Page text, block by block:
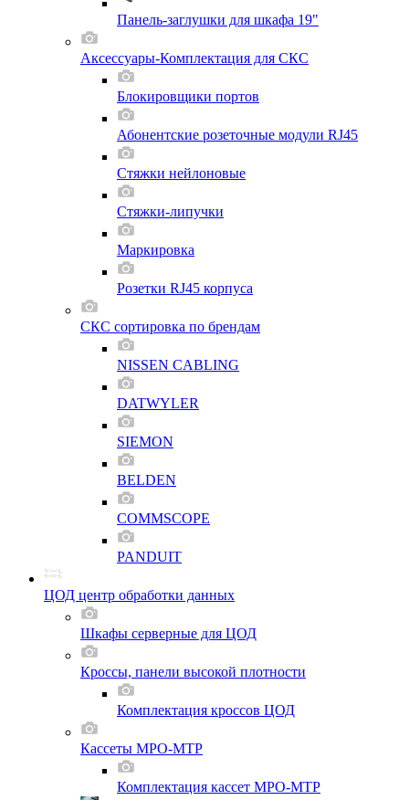
Панель-заглушки для шкафа 19"
Аксессуары-Комплектация для СКС
Блокировщики портов
Абонентские розеточные модули RJ45
Стяжки нейлоновые
Стяжки-липучки
Маркировка
Розетки RJ45 корпуса
СКС сортировка по брендам
NISSEN CABLING
DATWYLER
SIEMON
BELDEN
COMMSCOPE
PANDUIT
ЦОД центр обработки данных
Шкафы серверные для ЦОД
Кроссы, панели высокой плотности
Комплектация кроссов ЦОД
Кассеты MPO-MTP
Комплектация кассет MPO-MTP